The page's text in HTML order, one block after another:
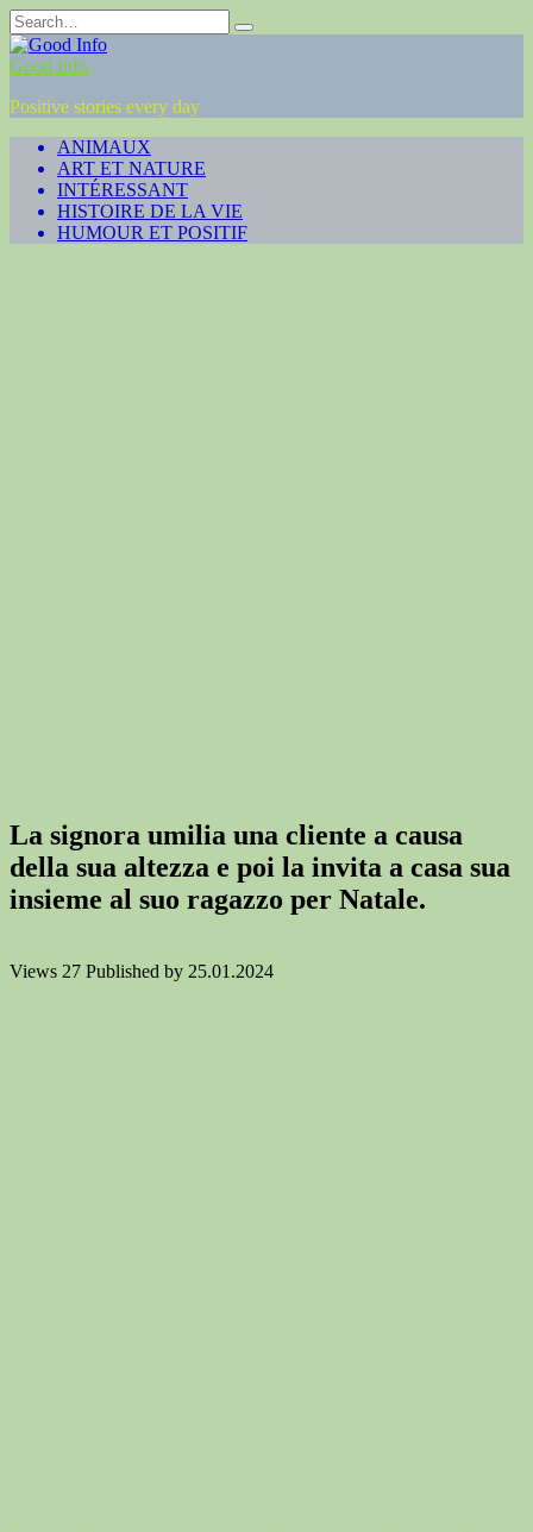
Skip
to
content
Search
for:
Good Info
Positive stories every day
ANIMAUX
ART ET NATURE
INTÉRESSANT
HISTOIRE DE LA VIE
HUMOUR ET POSITIF
La signora umilia una cliente a causa
della sua altezza e poi la invita a casa sua
insieme al suo ragazzo per Natale.
Views 27 Published by 25.01.2024